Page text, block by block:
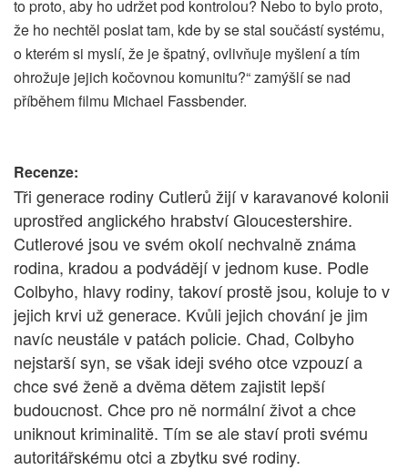
to proto, aby ho udržet pod kontrolou? Nebo to bylo proto,
že ho nechtěl poslat tam, kde by se stal součástí systému,
o kterém si myslí, že je špatný, ovlivňuje myšlení a tím
ohrožuje jejich kočovnou komunitu?“ zamýšlí se nad
příběhem filmu Michael Fassbender.
Recenze:
Tři generace rodiny Cutlerů žijí v karavanové kolonii
uprostřed anglického hrabství Gloucestershire.
Cutlerové jsou ve svém okolí nechvalně známa
rodina, kradou a podvádějí v jednom kuse. Podle
Colbyho, hlavy rodiny, takoví prostě jsou, koluje to v
jejich krvi už generace. Kvůli jejich chování je jim
navíc neustále v patách policie. Chad, Colbyho
nejstarší syn, se však ideji svého otce vzpouzí a
chce své ženě a dvěma dětem zajistit lepší
budoucnost. Chce pro ně normální život a chce
uniknout kriminalitě. Tím se ale staví proti svému
autoritářskému otci a zbytku své rodiny.